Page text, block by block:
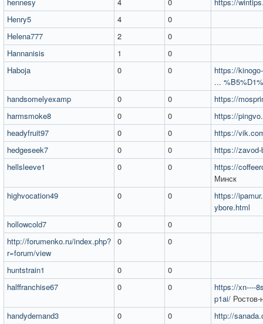
Henry5
4
0
Helena777
2
0
Hannanisis
1
0
Haboja
0 0
https://
...
handsomelyexamp
0 0
https://
harmsmoke8
0 0
https://
headyfruit97
0 0
https://
hedgeseek7
0 0
https://
hellsleeve1
0 0
https://
Минск
highvocation49
0 0
https://
ybore.html
hollowcold7
0
0
http://forumenko.ru/index.php?
r=forum/view
0 0
huntstrain1 0
0
halffranchise67
0 0
https://xn----
p1ai/
handydemand3
0 0
http://